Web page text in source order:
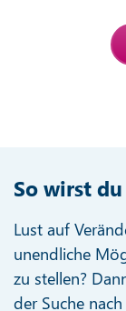
So wirst
Lust auf
unendliche
zu stellen?
der Suche